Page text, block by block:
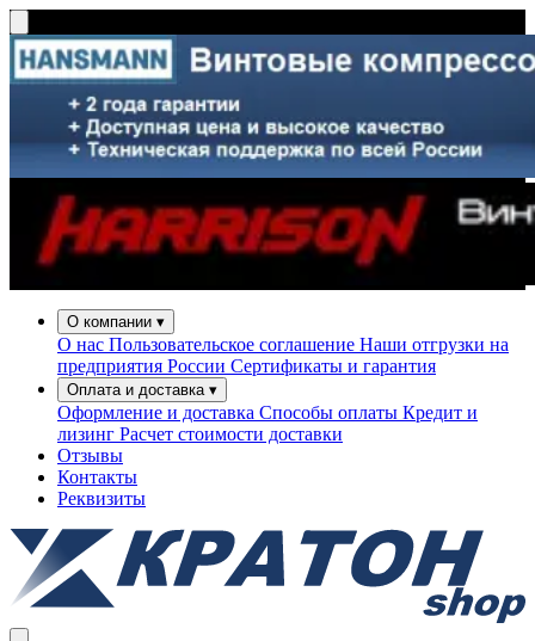
О компании ▾
О нас Пользовательское соглашение Наши отгрузки на
предприятия России Сертификаты и гарантия
Оплата и доставка ▾
Оформление и доставка Способы оплаты Кредит и
лизинг Расчет стоимости доставки
Отзывы
Контакты
Реквизиты